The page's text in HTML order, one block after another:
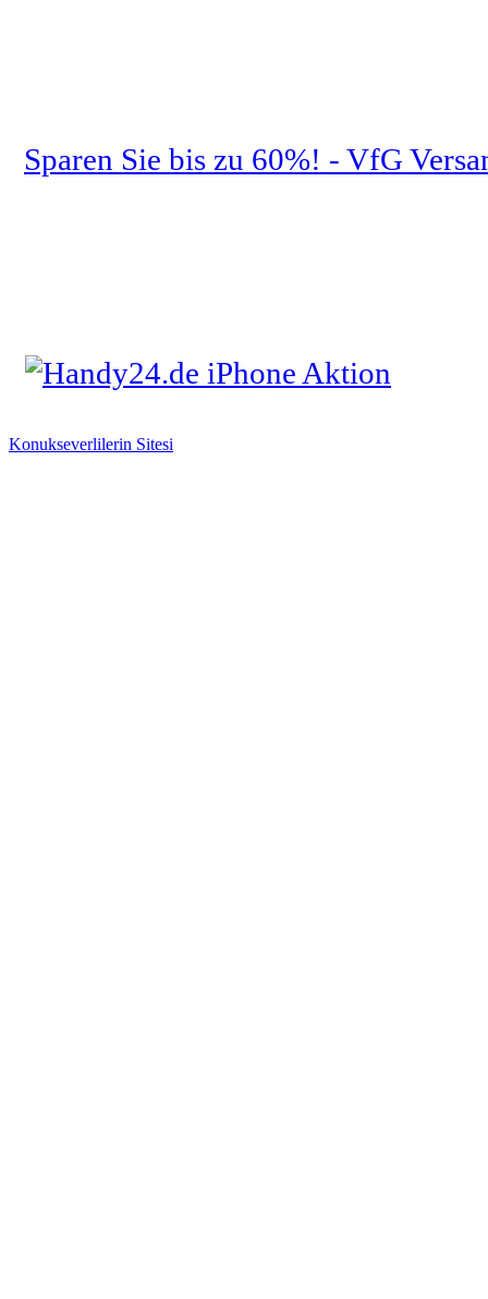
Sparen Sie bis zu 60%! - VfG
Konukseverlilerin Sitesi